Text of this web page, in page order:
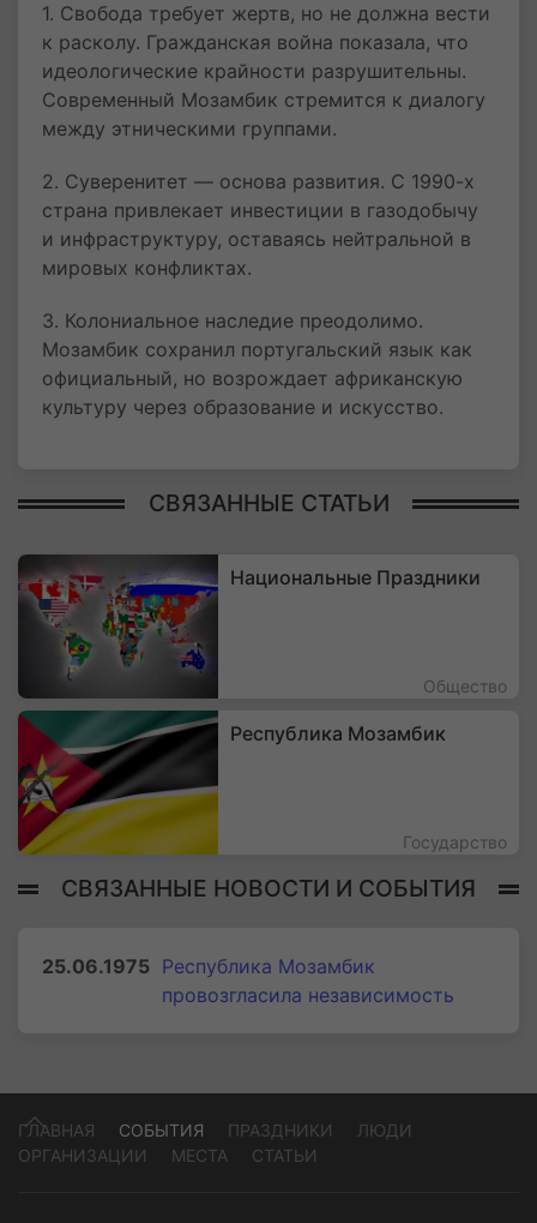
1. Свобода требует жертв, но не должна вести
к расколу. Гражданская война показала, что
идеологические крайности разрушительны.
Современный Мозамбик стремится к диалогу
между этническими группами.
2. Суверенитет — основа развития. С 1990-х
страна привлекает инвестиции в газодобычу
и инфраструктуру, оставаясь нейтральной в
мировых конфликтах.
3. Колониальное наследие преодолимо.
Мозамбик сохранил португальский язык как
официальный, но возрождает африканскую
культуру через образование и искусство.
СВЯЗАННЫЕ СТАТЬИ
Национальные Праздники
Общество
Республика Мозамбик
Государство
СВЯЗАННЫЕ НОВОСТИ И СОБЫТИЯ
25.06.1975 Республика Мозамбик
провозгласила независимость
ГЛАВНАЯ СОБЫТИЯ ПРАЗДНИКИ
ЛЮДИ
ОРГАНИЗАЦИИ
МЕСТА СТАТЬИ